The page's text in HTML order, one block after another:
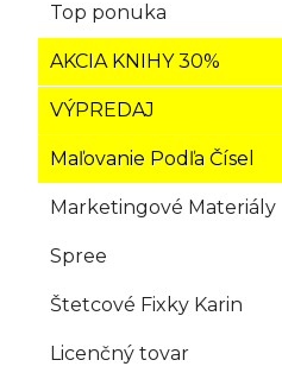
Top ponuka
AKCIA KNIHY 30%
VÝPREDAJ
Maľovanie Podľa Čísel
Marketingové Materiály
Spree
Štetcové Fixky Karin
Licenčný tovar